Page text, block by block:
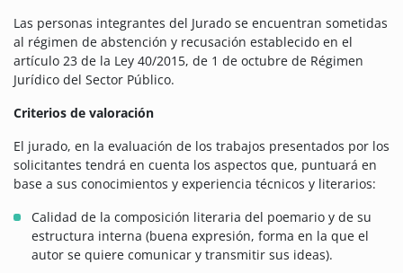
Las personas integrantes del Jurado se encuentran sometidas
al régimen de abstención y recusación establecido en el
artículo 23 de la Ley 40/2015, de 1 de octubre de Régimen
Jurídico del Sector Público.
Criterios de valoración
El jurado, en la evaluación de los trabajos presentados por los
solicitantes tendrá en cuenta los aspectos que, puntuará en
base a sus conocimientos y experiencia técnicos y literarios:
Calidad de la composición literaria del poemario y de su
estructura interna (buena expresión, forma en la que el
autor se quiere comunicar y transmitir sus ideas).